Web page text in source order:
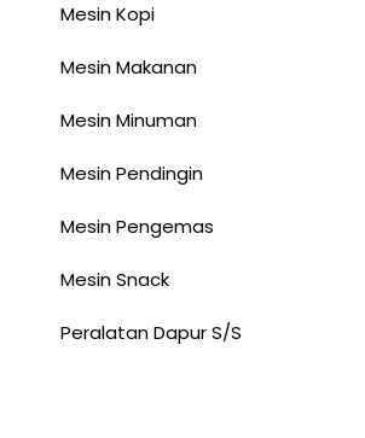
Mesin Kopi
Mesin Makanan
Mesin Minuman
Mesin Pendingin
Mesin Pengemas
Mesin Snack
Peralatan Dapur S/S